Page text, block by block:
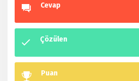
Cevap
Çözülen
Puan